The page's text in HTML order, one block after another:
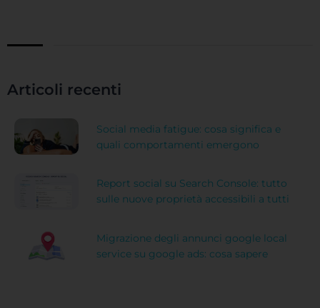
Articoli recenti
Social media fatigue: cosa significa e
quali comportamenti emergono
Report social su Search Console: tutto
sulle nuove proprietà accessibili a tutti
Migrazione degli annunci google local
service su google ads: cosa sapere